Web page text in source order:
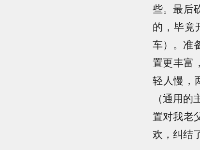
些。最后
的，毕竟
车）。准
置更丰富
轻人慢，
（通用
置对我老
欢，纠结